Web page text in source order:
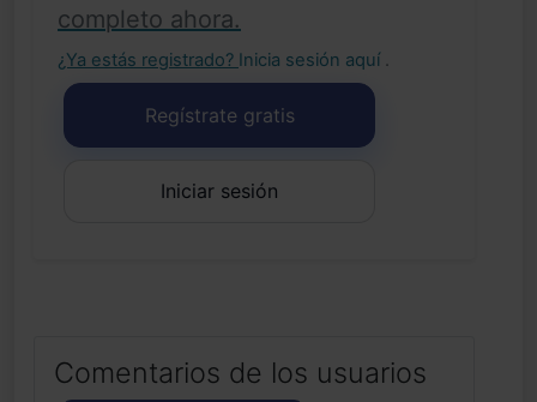
completo ahora.
¿Ya estás registrado? Inicia sesión aquí .
Regístrate gratis
Iniciar sesión
Comentarios de los usuarios